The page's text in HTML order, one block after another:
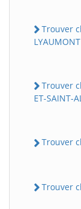
Trouver
LYAUMONT
Trouver
ET-SAINT-
Trouver
Trouver